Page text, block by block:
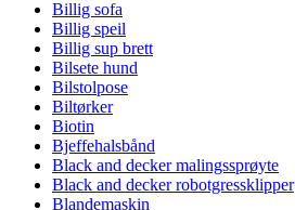
Billig sofa
Billig speil
Billig sup brett
Bilsete hund
Bilstolpose
Biltørker
Biotin
Bjeffehalsbånd
Black and decker malingssprøyte
Black and decker robotgressklipper
Blandemaskin